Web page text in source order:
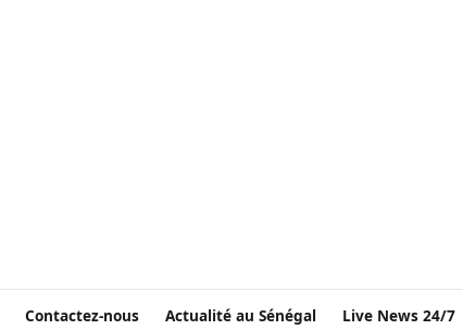
Contactez-nous Actualité au Sénégal Live News 24/7